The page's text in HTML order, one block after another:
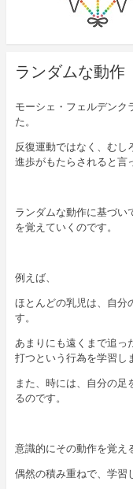
ランダムな動作
モーシェ・フェルデンク
た。
反復運動ではなく、むし
進歩がもたらされると言
ランダムな動作に基づい
を覚えていくのです。
例えば、
ほとんどの乳児は、自分
す。
あまりにも遠くまで追っ
打つという行為を学習し
また、時には、自分の
るのです。
意識的にその動作を覚え
偶然の積み重ねで、学習